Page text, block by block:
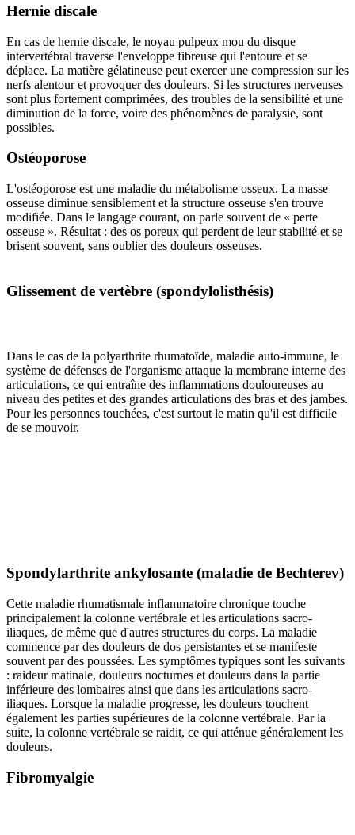
Hernie discale
En cas de hernie discale, le noyau pulpeux mou du disque
intervertébral traverse l'enveloppe fibreuse qui l'entoure et se
déplace. La matière gélatineuse peut exercer une compression sur les
nerfs alentour et provoquer des douleurs. Si les structures nerveuses
sont plus fortement comprimées, des troubles de la sensibilité et une
diminution de la force, voire des phénomènes de paralysie, sont
possibles.
Ostéoporose
L'ostéoporose est une maladie du métabolisme osseux. La masse
osseuse diminue sensiblement et la structure osseuse s'en trouve
modifiée. Dans le langage courant, on parle souvent de « perte
osseuse ». Résultat : des os poreux qui perdent de leur stabilité et se
brisent souvent, sans oublier des douleurs osseuses.
Glissement de vertèbre (spondylolisthésis)
Dans le cas de la polyarthrite rhumatoïde, maladie auto-immune, le
système de défenses de l'organisme attaque la membrane interne des
articulations, ce qui entraîne des inflammations douloureuses au
niveau des petites et des grandes articulations des bras et des jambes.
Pour les personnes touchées, c'est surtout le matin qu'il est difficile
de se mouvoir.
Spondylarthrite ankylosante (maladie de Bechterev)
Cette maladie rhumatismale inflammatoire chronique touche
principalement la colonne vertébrale et les articulations sacro-
iliaques, de même que d'autres structures du corps. La maladie
commence par des douleurs de dos persistantes et se manifeste
souvent par des poussées. Les symptômes typiques sont les suivants
: raideur matinale, douleurs nocturnes et douleurs dans la partie
inférieure des lombaires ainsi que dans les articulations sacro-
iliaques. Lorsque la maladie progresse, les douleurs touchent
également les parties supérieures de la colonne vertébrale. Par la
suite, la colonne vertébrale se raidit, ce qui atténue généralement les
douleurs.
Fibromyalgie